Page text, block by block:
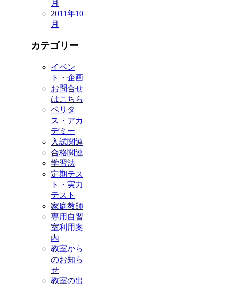
月
2011年10
月
カテゴリー
イベン
ト・企画
お問合せ
はこちら
ベリタ
ス・アカ
デミー
入試関連
合格関連
学習法
定期テス
ト・実力
テスト
家庭教師
専用自習
室利用案
内
教室から
のお知ら
せ
教室の出